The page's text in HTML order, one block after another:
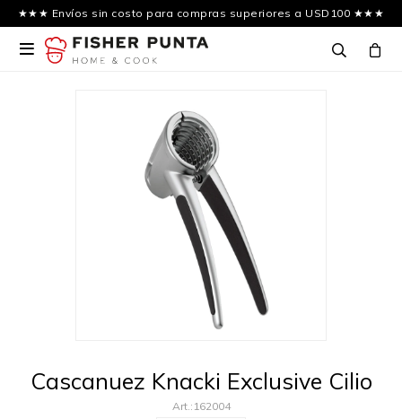
★★★ Envíos sin costo para compras superiores a USD100 ★★★

Cascanuez Knacki Exclusive Cilio
162004